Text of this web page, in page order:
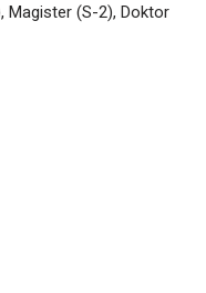
Magister (S-2), Doktor